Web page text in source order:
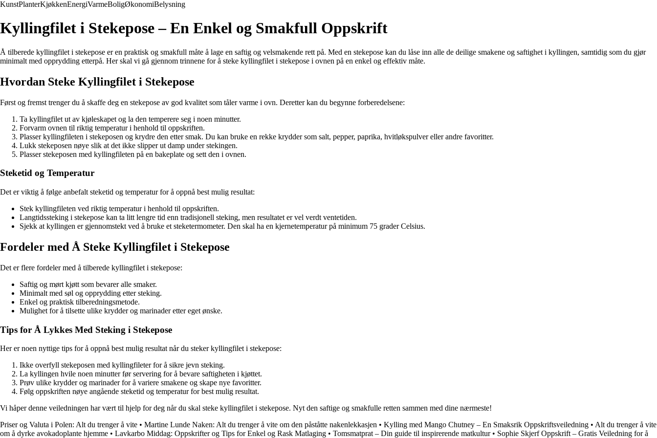
KunstPlanterKjøkkenEnergiVarmeBoligØkonomiBelysning
Kyllingfilet i Stekepose – En Enkel og Smakfull Oppskrift
Å tilberede kyllingfilet i stekepose er en praktisk og smakfull måte å lage en saftig og velsmakende rett på. Med en stekepose kan du låse inn alle de deilige smakene og saftighet i kyllingen, samtidig som du gjør
minimalt med opprydding etterpå. Her skal vi gå gjennom trinnene for å steke kyllingfilet i stekepose i ovnen på en enkel og effektiv måte.
Hvordan Steke Kyllingfilet i Stekepose
Først og fremst trenger du å skaffe deg en stekepose av god kvalitet som tåler varme i ovn. Deretter kan du begynne forberedelsene:
Ta kyllingfilet ut av kjøleskapet og la den temperere seg i noen minutter.
Forvarm ovnen til riktig temperatur i henhold til oppskriften.
Plasser kyllingfileten i stekeposen og krydre den etter smak. Du kan bruke en rekke krydder som salt, pepper, paprika, hvitløkspulver eller andre favoritter.
Lukk stekeposen nøye slik at det ikke slipper ut damp under stekingen.
Plasser stekeposen med kyllingfileten på en bakeplate og sett den i ovnen.
Steketid og Temperatur
Det er viktig å følge anbefalt steketid og temperatur for å oppnå best mulig resultat:
Stek kyllingfileten ved riktig temperatur i henhold til oppskriften.
Langtidssteking i stekepose kan ta litt lengre tid enn tradisjonell steking, men resultatet er vel verdt ventetiden.
Sjekk at kyllingen er gjennomstekt ved å bruke et steketermometer. Den skal ha en kjernetemperatur på minimum 75 grader Celsius.
Fordeler med Å Steke Kyllingfilet i Stekepose
Det er flere fordeler med å tilberede kyllingfilet i stekepose:
Saftig og mørt kjøtt som bevarer alle smaker.
Minimalt med søl og opprydding etter steking.
Enkel og praktisk tilberedningsmetode.
Mulighet for å tilsette ulike krydder og marinader etter eget ønske.
Tips for Å Lykkes Med Steking i Stekepose
Her er noen nyttige tips for å oppnå best mulig resultat når du steker kyllingfilet i stekepose:
Ikke overfyll stekeposen med kyllingfileter for å sikre jevn steking.
La kyllingen hvile noen minutter før servering for å bevare saftigheten i kjøttet.
Prøv ulike krydder og marinader for å variere smakene og skape nye favoritter.
Følg oppskriften nøye angående steketid og temperatur for best mulig resultat.
Vi håper denne veiledningen har vært til hjelp for deg når du skal steke kyllingfilet i stekepose. Nyt den saftige og smakfulle retten sammen med dine nærmeste!
Priser og Valuta i Polen: Alt du trenger å vite • Martine Lunde Naken: Alt du trenger å vite om den påståtte nakenlekkasjen • Kylling med Mango Chutney – En Smaksrik Oppskriftsveiledning • Alt du trenger å vite
om å dyrke avokadoplante hjemme • Lavkarbo Middag: Oppskrifter og Tips for Enkel og Rask Matlaging • Tomsmatprat – Din guide til inspirerende matkultur• Sophie Skjerf Oppskrift – Gratis Veiledning for å